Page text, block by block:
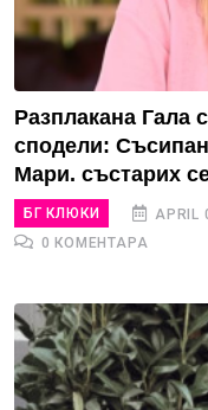
Разплакана Гала
сподели:
Мари. състарих
БГ КЛЮКИ APRIL
0 КОМЕНТАРА